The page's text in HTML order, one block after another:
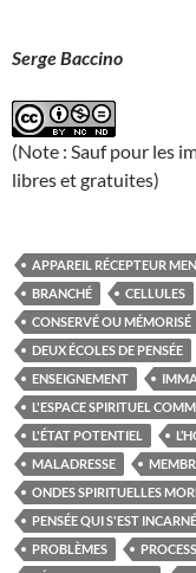
Serge Baccino
(Note : Sauf pour les
libres et gratuites)
APPAREIL RÉCEPTEUR
BRANCHÉ
CELLULES
CONSERVÉ OU MÉMORISÉ
DEUX ÉCOLES DE PENSÉE
ENSEIGNEMENT
L'ESPACE SPIRITUEL
L'ÉTAT POTENTIEL
MALADRESSE
ONDES SPIRITUELLES
PENSÉE QUI S'EST
PROBLÈMES